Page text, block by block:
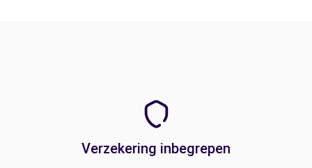
Verzekering inbegrepen